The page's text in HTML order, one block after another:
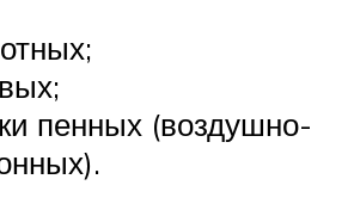
пенных (воздушно-